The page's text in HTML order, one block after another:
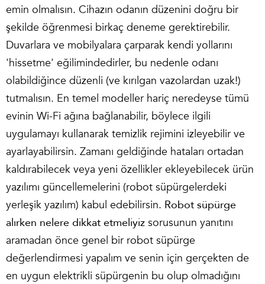
emin olmalısın. Cihazın odanın düzenini doğru bir
şekilde öğrenmesi birkaç deneme gerektirebilir.
Duvarlara ve mobilyalara çarparak kendi yollarını
'hissetme' eğilimindedirler, bu nedenle odanı
olabildiğince düzenli (ve kırılgan vazolardan uzak!)
tutmalısın. En temel modeller hariç neredeyse tümü
evinin Wi-Fi ağına bağlanabilir, böylece ilgili
uygulamayı kullanarak temizlik rejimini izleyebilir ve
ayarlayabilirsin. Zamanı geldiğinde hataları ortadan
kaldırabilecek veya yeni özellikler ekleyebilecek ürün
yazılımı güncellemelerini (robot süpürgelerdeki
yerleşik yazılım) kabul edebilirsin. Robot süpürge
alırken nelere dikkat etmeliyiz sorusunun yanıtını
aramadan önce genel bir robot süpürge
değerlendirmesi yapalım ve senin için gerçekten de
en uygun elektrikli süpürgenin bu olup olmadığını